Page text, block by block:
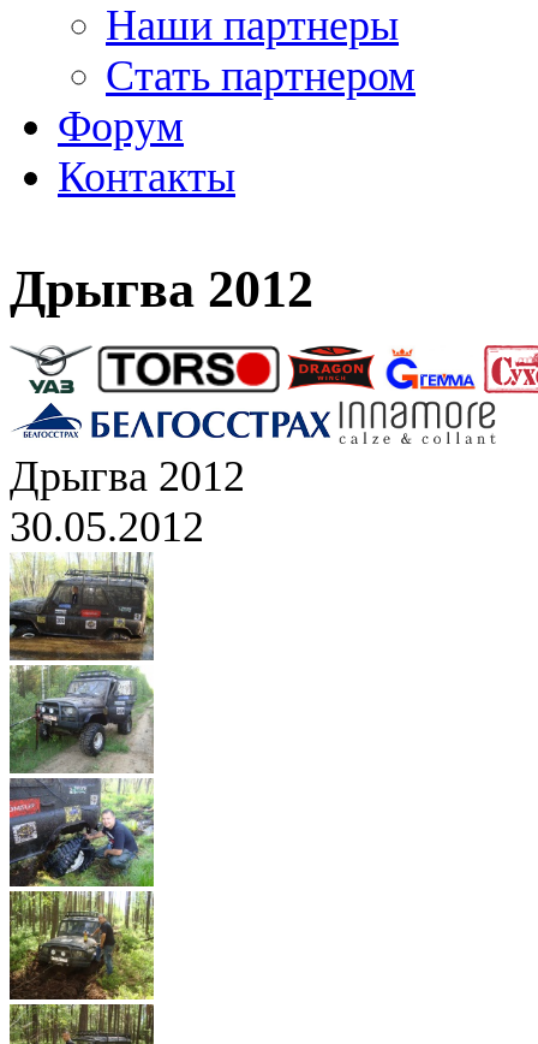
Наши партнеры
Стать партнером
Форум
Контакты
Дрыгва 2012
Дрыгва 2012
30.05.2012